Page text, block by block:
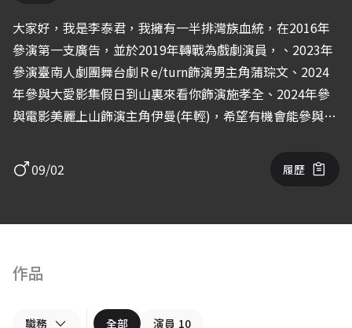
大家好，我是李泰君，我擁有一半排灣族血統，在2016年
參演第一支廣告，並於2019年轉戰為戲劇演員，、2023年
參演臺南人劇團舞台劇Ｒe/turn飾演男主角蒲琮文、2024
年參與大愛影集假日到山裏來看你飾演施孝全、2024年參
與電影美麗上山飾演主角伊曼(年輕)，希望有機會能參與試
09/02
履歷
作品
職務 全部 演員 10